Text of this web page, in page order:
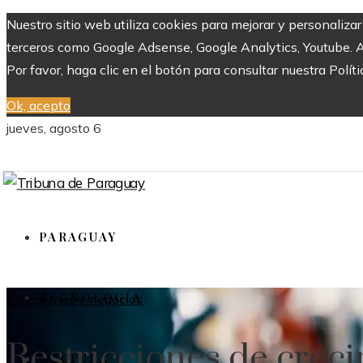
Nuestro sitio web utiliza cookies para mejorar y
terceros como Google Adsense, Google Analytics,
Por favor, haga clic en el botón para consultar nuestra
Ok, acepto
jueves, agosto 6
PARAGUAY
TECNOLOGÍA
CULTURA
Inversiones y negocios